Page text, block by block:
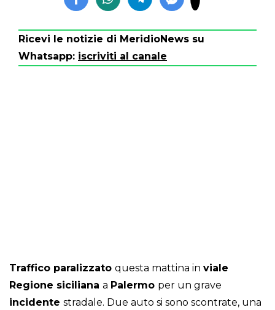
Ricevi le notizie di MeridioNews su
Whatsapp: iscriviti al canale
Traffico paralizzato questa mattina in viale
Regione siciliana a Palermo per un grave
incidente stradale. Due auto si sono scontrate, una